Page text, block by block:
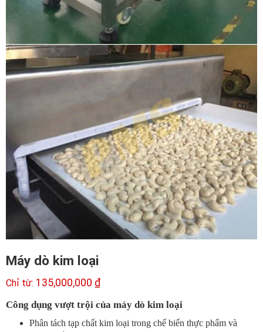
Máy dò kim loại
135,000,000 ₫
Công dụng vượt trội của máy dò kim loại
Phân tách tạp chất kim loại trong chế biến thực phẩm và